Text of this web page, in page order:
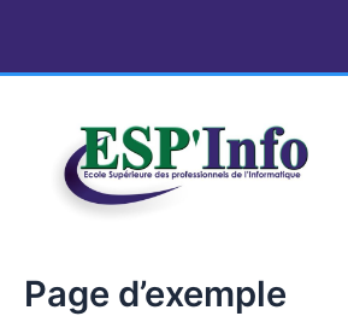
contenu
Page d’exemple